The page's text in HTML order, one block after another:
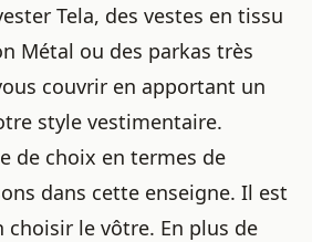
Tela, des vestes en tissu
Métal ou des parkas très
couvrir en apportant un
style vestimentaire.
de choix en termes de
dans cette enseigne. Il est
le vôtre. En plus de